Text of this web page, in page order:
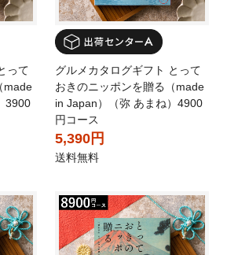
って
made
3900
グルメカタログギフト とって
おきのニッポンを贈る（made
in Japan）（弥 あまね）4900
円コース
5,390円
送料無料